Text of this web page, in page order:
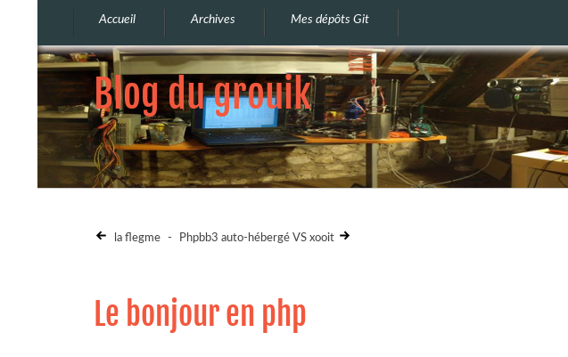
Accueil Archives Mes dépôts Git
Blog du grouik
la flegme - Phpbb3 auto-hébergé VS xooit
Le bonjour en php